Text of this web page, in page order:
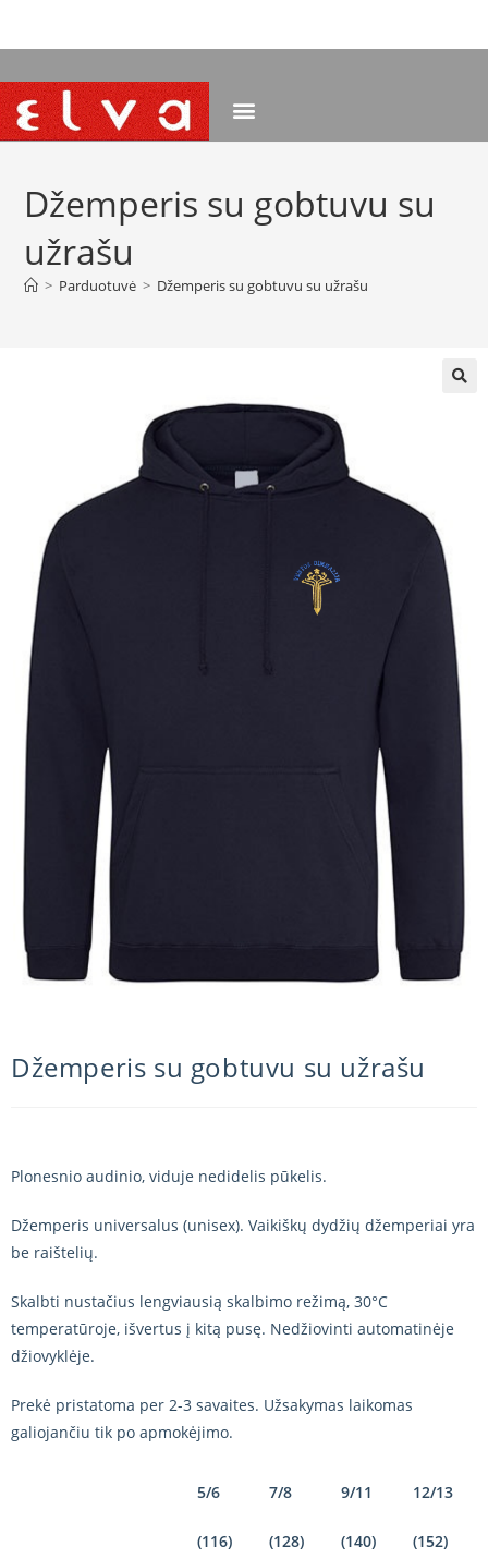
Džemperis su gobtuvu su
užrašu
> Parduotuvė > Džemperis su gobtuvu su užrašu
Džemperis su gobtuvu su užrašu
Plonesnio audinio, viduje nedidelis pūkelis.
Džemperis universalus (unisex). Vaikiškų dydžių džemperiai yra
be raištelių.
Skalbti nustačius lengviausią skalbimo režimą, 30°C
temperatūroje, išvertus į kitą pusę. Nedžiovinti automatinėje
džiovyklėje.
Prekė pristatoma per 2-3 savaites. Užsakymas laikomas
galiojančiu tik po apmokėjimo.
5/6
(116)
7/8
(128)
9/11
(140)
12/13
(152)